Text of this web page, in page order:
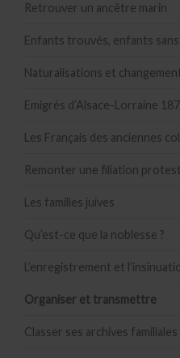
Retrouver un ancêtre marin
Enfants trouvés, enfants
Naturalisations et
Emigrés d’Alsace-Lorraine
Les Français des anciennes
Remonter une filiation
Les familles juives
Qu’est-ce que la noblesse ?
L’enregistrement et
Organiser et transmettre
Classer ses archives familiales